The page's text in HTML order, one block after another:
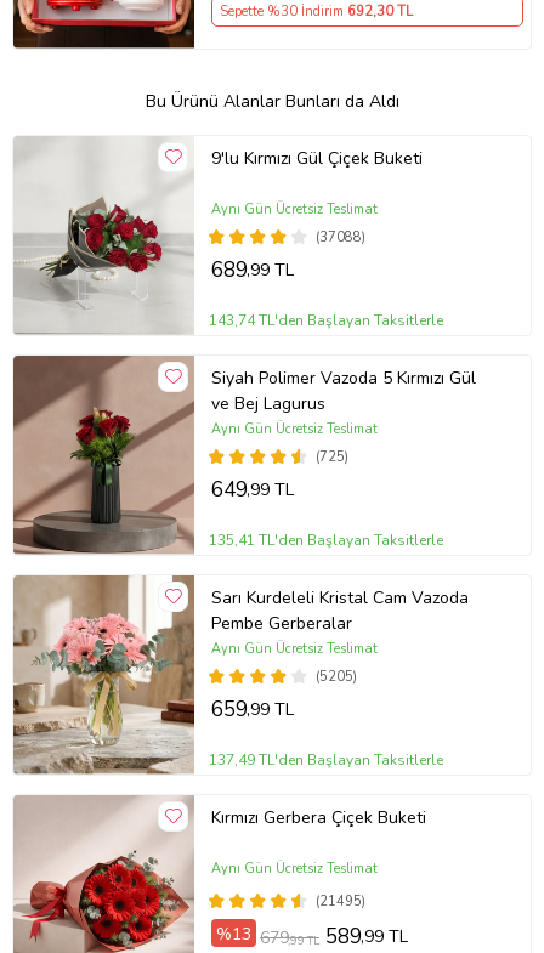
Sepette %30 İndirim 692,30 TL
Bu Ürünü Alanlar Bunları da Aldı
9'lu Kırmızı Gül Çiçek Buketi
(37088)
Aynı Gün Ücretsiz Teslimat
689,99 TL
143,74 TL'den Başlayan Taksitlerle
Siyah Polimer Vazoda 5 Kırmızı Gül
ve Bej Lagurus
(725)
Aynı Gün Ücretsiz Teslimat
649,99 TL
135,41 TL'den Başlayan Taksitlerle
Sarı Kurdeleli Kristal Cam Vazoda
Pembe Gerberalar
(5205)
Aynı Gün Ücretsiz Teslimat
659,99 TL
137,49 TL'den Başlayan Taksitlerle
Kırmızı Gerbera Çiçek Buketi
(21495)
Aynı Gün Ücretsiz Teslimat
%13 679,99 TL 589,99 TL